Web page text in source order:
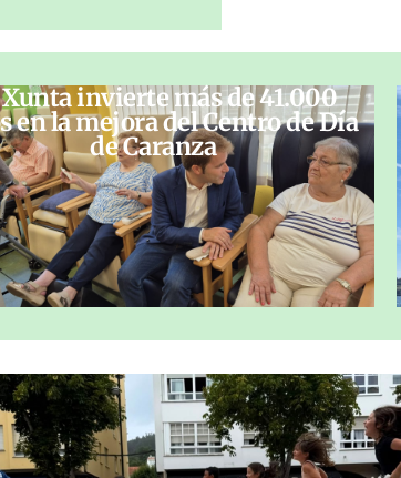
invierte más de 41.000
en la mejora del Centro de Día
de Caranza